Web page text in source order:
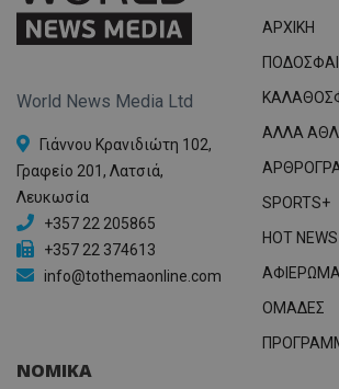
World News Media Ltd
Γιάννου Κρανιδιώτη 102,
Γραφείο 201, Λατσιά,
Λευκωσία
+357 22 205865
+357 22 374613
info@tothemaonline.com
ΑΡΧΙΚΗ
ΑΛΛΑ
SPORTS+
HOT NEWS
ΟΜΑΔΕΣ
ΝΟΜΙΚΑ